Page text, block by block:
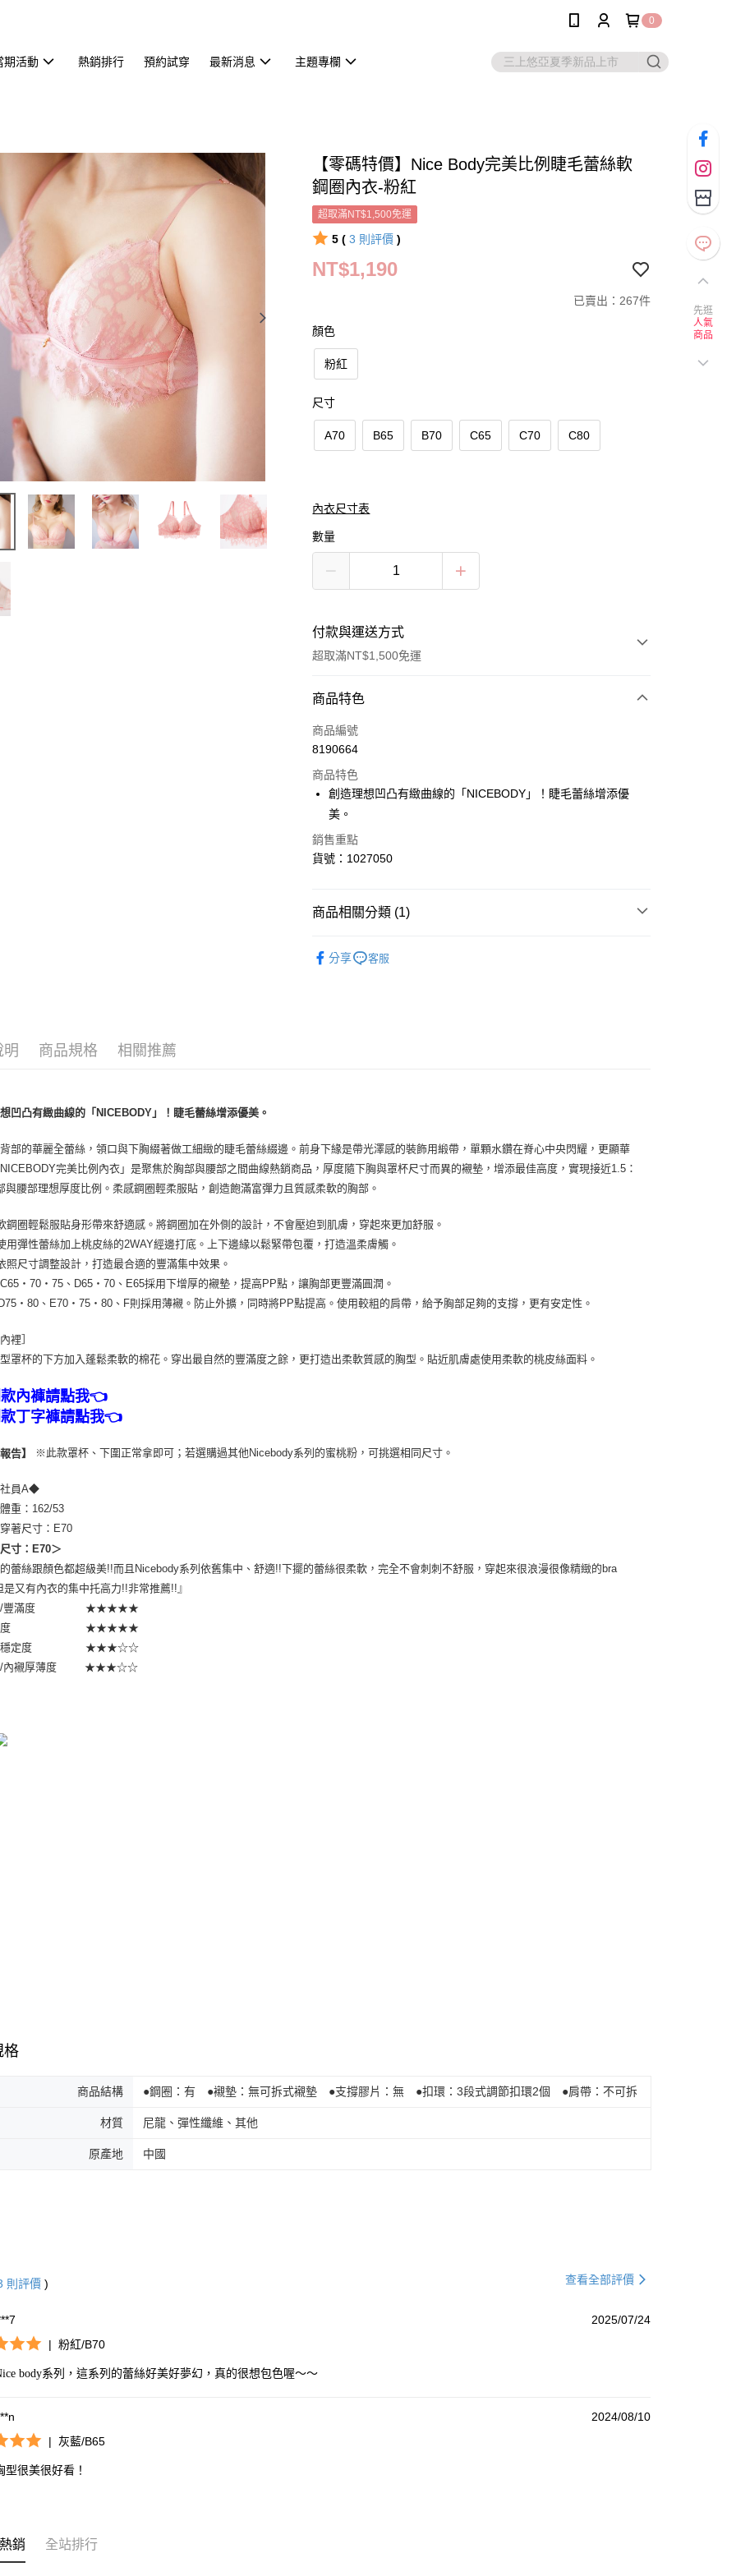
0
期活動 熱銷排行 預約試穿 最新消息 主題專欄
【零碼特價】Nice Body完美比例睫毛蕾絲軟
鋼圈內衣-粉紅
超取滿NT$1,500免運
5 ( 3 則評價 )
NT$1,190
已賣出：267件
顏色
粉紅
尺寸
A70 B65 B70 C65 C70 C80
內衣尺寸表
數量
付款與運送方式
超取滿NT$1,500免運
付款方式
信用卡一次付款
LINE Pay
Apple Pay
全家取貨付款
付款後全家取貨
付款後7-11取貨
每筆NT$80，滿NT$1,500(含以上)免運費
黑貓宅配
每筆NT$100，滿NT$1,500(含以上)免運費
每筆NT$200，滿NT$1,500(含以上)免運費
商品特色
商品編號
8190664
商品特色
創造理想凹凸有緻曲線的「NICEBODY」！睫毛蕾絲增添優
美。
銷售重點
貨號：1027050
商品相關分類 (1)
分享
客服
明 商品規格 相關推薦
凹凸有緻曲線的「NICEBODY」！睫毛蕾絲增添優美。
部的華麗全蕾絲，領口與下胸綴著做工細緻的睫毛蕾絲綴邊。前身下緣是帶光澤感的裝飾用緞帶，單顆水鑽在脊心中央閃耀，更顯華
完美比例內衣」是聚焦於胸部與腰部之間曲線熱銷商品，厚度隨下胸與罩杯尺寸而異的襯墊，增添最佳高度，實現接近1.5：
與腰部理想厚度比例。柔感鋼圈輕柔服貼，創造飽滿富彈力且質感柔軟的胸部。
鋼圈輕鬆服貼身形帶來舒適感。將鋼圈加在外側的設計，不會壓迫到肌膚，穿起來更加舒服。
用彈性蕾絲加上桃皮絲的2WAY經邊打底。上下邊緣以鬆緊帶包覆，打造溫柔膚觸。
照尺寸調整設計，打造最合適的豐滿集中效果。
・70・75、D65・70、E65採用下增厚的襯墊，提高PP點，讓胸部更豐滿圓潤。
・80、E70・75・80、F則採用薄襯。防止外擴，同時將PP點提高。使用較粗的肩帶，給予胸部足夠的支撐，更有安定性。
裡］
罩杯的下方加入蓬鬆柔軟的棉花。穿出最自然的豐滿度之餘，更打造出柔軟質感的胸型。貼近肌膚處使用柔軟的桃皮絲面料。
內褲請點我👈
丁字褲請點我👈
告】 ※此款罩杯、下圍正常拿即可；若選購過其他Nicebody系列的蜜桃粉，可挑選相同尺寸。
員A◆
重：162/53
著尺寸：E70
寸：E70＞
蕾絲跟顏色都超級美!!而且Nicebody系列依舊集中、舒適!!下擺的蕾絲很柔軟，完全不會刺刺不舒服，穿起來很浪漫很像精緻的bra
是又有內衣的集中托高力!!非常推薦!!』
中/豐滿度 ★★★★★
適度 ★★★★★
覆穩定度 ★★★☆☆
/內襯厚薄度 ★★★☆☆
格
商品結構 ●鋼圈：有 ●襯墊：無可拆式襯墊 ●支撐膠片：無 ●扣環：3段式調節扣環2個 ●肩帶：不可拆
材質 尼龍、彈性纖維、其他
原產地 中國
則評價 ) 查看全部評價
2025/07/24
| 粉紅/B70
body系列，這系列的蕾絲好美好夢幻，真的很想包色喔～～
2024/08/10
|
灰藍/B65
型很美很好看！
銷 全站排行
先逛
人氣
商品